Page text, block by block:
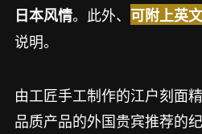
日本风情。此外、 可附上英文
说明。
由工匠手工制作的江户刻面
品质产品的外国贵宾推荐的纪